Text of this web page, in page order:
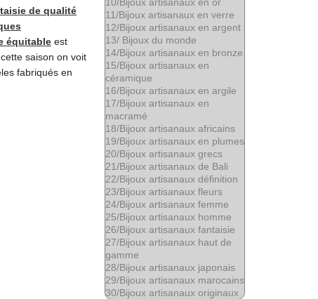
de qualité
équitable est
saison on voit
fabriqués en
11/Bijoux artisanaux en verre
12/Bijoux artisanaux en argent
13/ Bijoux du monde
14/Bijoux artisanaux en bronze
15/Bijoux artisanaux en
céramique
16/Bijoux artisanaux en argile
17/Bijoux artisanaux en
macramé
18/Bijoux artisanaux africains
19/Bijoux artisanaux en plumes
20/Bijoux artisanaux grecs
21/Bijoux artisanaux de Bali
22/Bijoux artisanaux définition
23/Bijoux artisanaux fleurs
24/Bijoux artisanaux femme
25/Bijoux artisanaux homme
26/Bijoux artisanaux fantaisie
27/Bijoux artisanaux haut de
gamme
28/Bijoux artisanaux japonais
29/Bijoux artisanaux marocains
30/Bijoux artisanaux originaux